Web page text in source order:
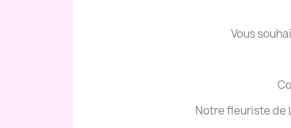
Vous
Notre fleuriste de